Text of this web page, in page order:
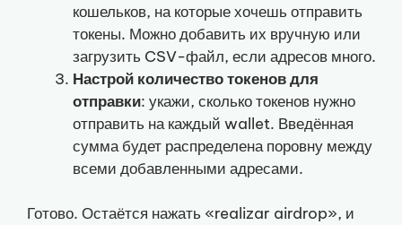
кошельков, на которые хочешь отправить
токены. Можно добавить их вручную или
загрузить CSV-файл, если адресов много.
Настрой количество токенов для
отправки: укажи, сколько токенов нужно
отправить на каждый wallet. Введённая
сумма будет распределена поровну между
всеми добавленными адресами.
Готово. Остаётся нажать «realizar airdrop», и